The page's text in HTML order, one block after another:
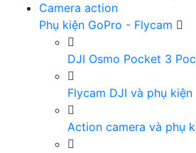
Camera action
Phụ kiện GoPro - Flycam
DJI Osmo Pocket 3
Flycam DJI và phụ kiện
Action camera và phụ